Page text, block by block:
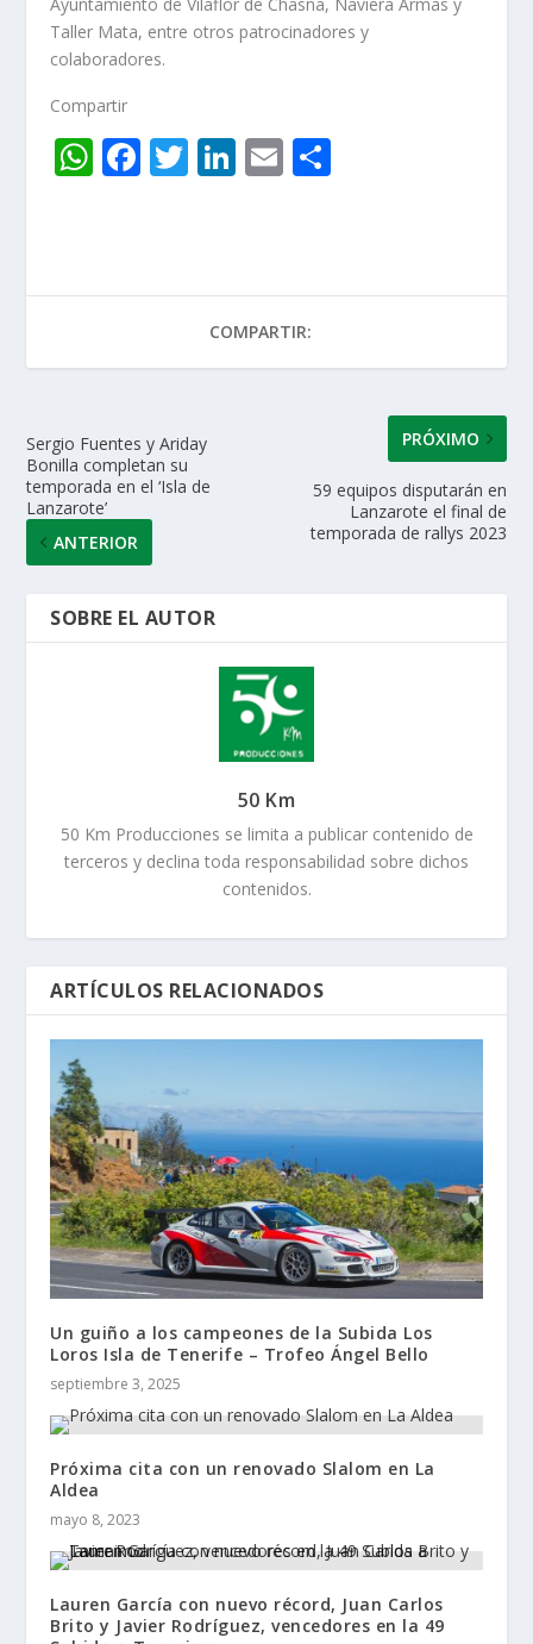
Ayuntamiento de Vilaflor de Chasna, Naviera Armas y
Taller Mata, entre otros patrocinadores y
colaboradores.
Compartir
W
A
p
F
o
k
T Li
dI
n
E
ar
r
COMPARTIR:
Sergio Fuentes y Ariday
Bonilla completan su
temporada en el ‘Isla de
Lanzarote’
ANTERIOR
PRÓXIMO
59 equipos disputarán en
Lanzarote el final de
temporada de rallys 2023
SOBRE EL AUTOR
50 Km
50 Km Producciones se limita a publicar contenido de
terceros y declina toda responsabilidad sobre dichos
contenidos.
ARTÍCULOS RELACIONADOS
Un guiño a los campeones de la Subida Los
Loros Isla de Tenerife – Trofeo Ángel Bello
septiembre 3, 2025
Próxima cita con un renovado Slalom en La
Aldea
mayo 8, 2023
Lauren García con nuevo récord, Juan Carlos
Brito y Javier Rodríguez, vencedores en la 49